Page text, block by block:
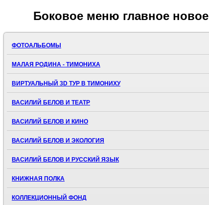
Боковое меню главное новое
ФОТОАЛЬБОМЫ
МАЛАЯ РОДИНА - ТИМОНИХА
ВИРТУАЛЬНЫЙ 3D ТУР В ТИМОНИХУ
ВАСИЛИЙ БЕЛОВ И ТЕАТР
ВАСИЛИЙ БЕЛОВ И КИНО
ВАСИЛИЙ БЕЛОВ И ЭКОЛОГИЯ
ВАСИЛИЙ БЕЛОВ И РУССКИЙ ЯЗЫК
КНИЖНАЯ ПОЛКА
КОЛЛЕКЦИОННЫЙ ФОНД